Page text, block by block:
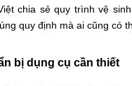
chia sẻquy trình vệ
quy định mà ai cũng có
bị dụng cụ cần thiết